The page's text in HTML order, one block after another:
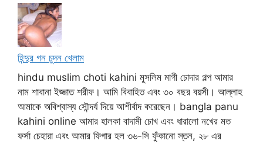
হিন্দুর গন চুদন খেলাম
hindu muslim choti kahini মুসলিম মাগী চোদার গল্প আমার
নাম শাবানা ইজ্জাত শরীফ। আমি বিবাহিত এবং ৩০ বছর বয়সী। আল্লাহ
আমাকে অবিশ্বাস্য সৌন্দর্য দিয়ে আশীর্বাদ করেছেন। bangla panu
kahini online আমার হালকা বাদামী চোখ এবং ধারালো নখের মত
ফর্সা চেহারা এবং আমার ফিগার হল ৩৬-সি ফুঁকানো স্তন, ২৮ এর